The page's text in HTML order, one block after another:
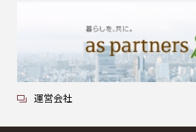
運営会社